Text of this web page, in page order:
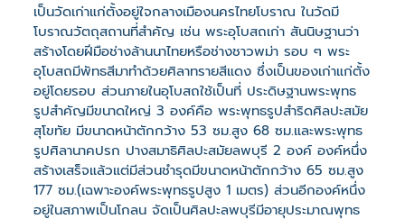
เป็นวัดเก่าแก่ตั้งอยู่ใจกลางเมืองนครไทยโบราณ ในวัดมี
โบราณวัตถุสถานที่สำคัญ เช่น พระอุโบสถเก่า สันนิษฐานว่า
สร้างโดยฝีมือช่างล้านนาไทยหรือช่างชาวพม่า รอบ ๆ พระ
อุโบสถมีพัทธสีมาทำด้วยศิลาทรายสีแดง ซึ่งเป็นของเก่าแก่ตั้ง
อยู่โดยรอบ ส่วนภายในอุโบสถใช้เป็นที่ ประดิษฐานพระพุทธ
รูปสำคัญมีขนาดใหญ่ 3 องค์คือ พระพุทธรูปสำริดศิลปะสมัย
สุโขทัย มีขนาดหน้าตักกว้าง 53 ซม.สูง 68 ซม.และพระพุทธ
รูปศิลานาคปรก ปางสมาธิศิลปะสมัยลพบุรี 2 องค์ องค์หนึ่ง
สร้างเสร็จแล้วแต่มีส่วนชำรุดมีขนาดหน้าตักกว้าง 65 ซม.สูง
177 ซม.(เฉพาะองค์พระพุทธรูปสูง 1 เมตร) ส่วนอีกองค์หนึ่ง
อยู่ในสภาพเป็นโกลน จัดเป็นศิลปะลพบุรีมีอายุประมาณพุทธ